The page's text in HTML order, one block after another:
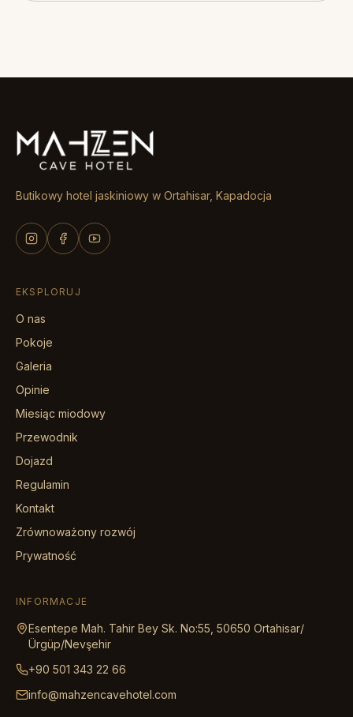
Butikowy hotel jaskiniowy w Ortahisar, Kapadocja
EKSPLORUJ
O nas
Pokoje
Galeria
Opinie
Miesiąc miodowy
Przewodnik
Dojazd
Regulamin
Kontakt
Zrównoważony rozwój
Prywatność
INFORMACJE
Esentepe Mah. Tahir Bey Sk. No:55, 50650 Ortahisar/
Ürgüp/Nevşehir
+90 501 343 22 66
info@mahzencavehotel.com